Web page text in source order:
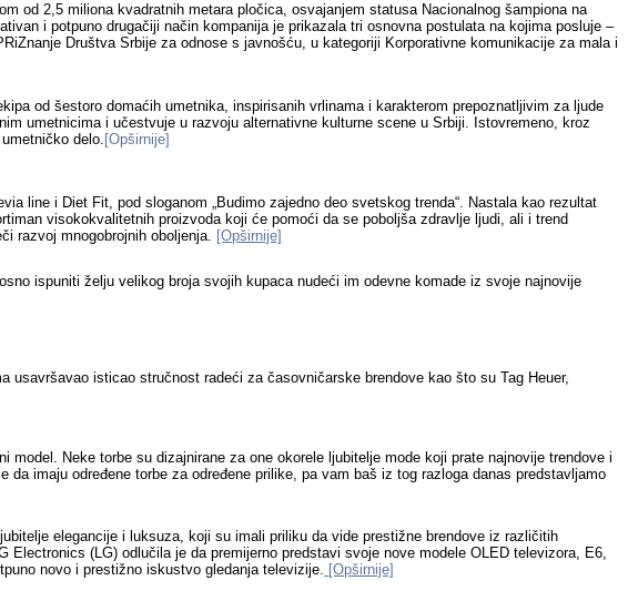
od 2,5 miliona kvadratnih metara pločica, osvajanjem statusa Nacionalnog šampiona na
i potpuno drugačiji način kompanija je prikazala tri osnovna postulata na kojima posluje–
Društva Srbije za odnose s javnošću, u kategoriji Korporativne komunikacije za mala i
od šestoro domaćih umetnika, inspirisanih vrlinama i karakterom prepoznatljivim za ljude
umetnicima i učestvuje u razvoju alternativne kulturne scene u Srbiji. Istovremeno, kroz
delo. [Opširnije]
line i Diet Fit, pod sloganom „Budimo zajedno deo svetskog trenda“. Nastala kao rezultat
visokokvalitetnih proizvoda kojićepomoći da sepoboljša zdravlje ljudi, ali i trend
či razvoj mnogobrojnih oboljenja. [Opširnije]
ispuniti želju velikog broja svojih kupaca nudeći im odevne komade iz svoje najnovije
usavršavao isticao stručnost radeći začasovničarske brendove kao što su Tag Heuer,
Neke torbe su dizajnirane za one okorele ljubitelje mode koji prate najnovije trendove i
imaju određene torbe za određene prilike, pa vam baš iz tog razloga danas predstavljamo
elegancije i luksuza, koji su imali priliku da vide prestižne brendove iz različitih
(LG) odlučila je da premijerno predstavi svoje nove modele OLED televizora, E6,
novo i prestižno iskustvo gledanja televizije. [Opširnije]